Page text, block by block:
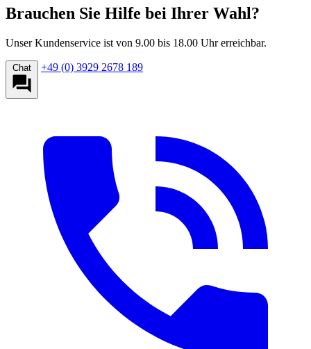
Brauchen Sie Hilfe bei Ihrer Wahl?
Unser Kundenservice ist von 9.00 bis 18.00 Uhr erreichbar.
Chat +49 (0) 3929 2678 189